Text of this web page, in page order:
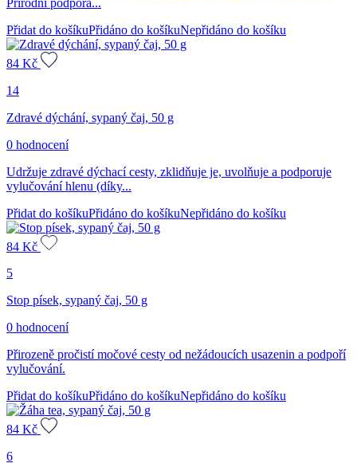
Přírodní podpora...
Přidat do košíkuPřidáno do košíkuNepřidáno do košíku
84 Kč
14
Zdravé dýchání, sypaný čaj, 50 g
0 hodnocení
Udržuje zdravé dýchací cesty, zklidňuje je, uvolňuje a podporuje
vylučování hlenu (díky...
Přidat do košíkuPřidáno do košíkuNepřidáno do košíku
84 Kč
5
Stop písek, sypaný čaj, 50 g
0 hodnocení
Přirozeně pročistí močové cesty od nežádoucích usazenin a podpoří
vylučování.
Přidat do košíkuPřidáno do košíkuNepřidáno do košíku
84 Kč
6